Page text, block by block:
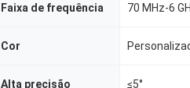
Faixa de frequência 70 MHz-6
Cor
Alta precisão ≤5°